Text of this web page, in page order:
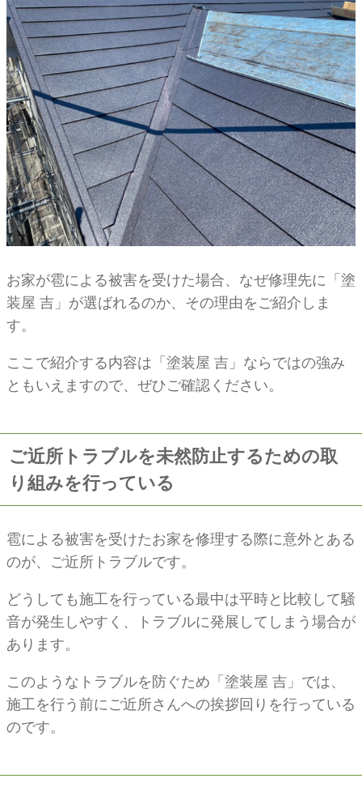
お家が雹による被害を受けた場合、なぜ修理先に「塗
装屋 吉」が選ばれるのか、その理由をご紹介しま
す。
ここで紹介する内容は「塗装屋 吉」ならではの強み
ともいえますので、ぜひご確認ください。
ご近所トラブルを未然防止するための取
り組みを行っている
雹による被害を受けたお家を修理する際に意外とある
のが、ご近所トラブルです。
どうしても施工を行っている最中は平時と比較して騒
音が発生しやすく、トラブルに発展してしまう場合が
あります。
このようなトラブルを防ぐため「塗装屋 吉」では、
施工を行う前にご近所さんへの挨拶回りを行っている
のです。